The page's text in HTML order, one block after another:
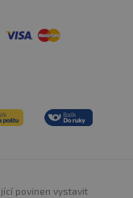
povinen vystavit